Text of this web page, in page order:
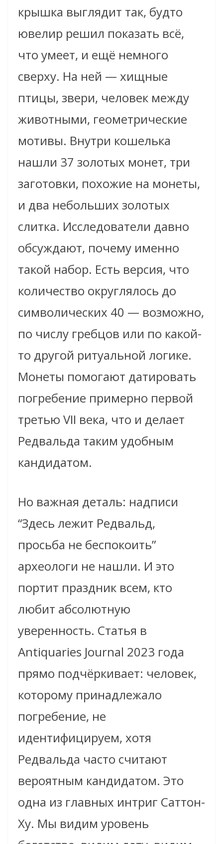
крышка выглядит так, будто
ювелир решил показать всё,
что умеет, и ещё немного
сверху. На ней — хищные
птицы, звери, человек между
животными, геометрические
мотивы. Внутри кошелька
нашли 37 золотых монет, три
заготовки, похожие на монеты,
и два небольших золотых
слитка. Исследователи давно
обсуждают, почему именно
такой набор. Есть версия, что
количество округлялось до
символических 40 — возможно,
по числу гребцов или по какой-
то другой ритуальной логике.
Монеты помогают датировать
погребение примерно первой
третью VII века, что и делает
Редвальда таким удобным
кандидатом.
Но важная деталь: надписи
“Здесь лежит Редвальд,
просьба не беспокоить”
археологи не нашли. И это
портит праздник всем, кто
любит абсолютную
уверенность. Статья в
Antiquaries Journal 2023 года
прямо подчёркивает: человек,
которому принадлежало
погребение, не
идентифицируем, хотя
Редвальда часто считают
вероятным кандидатом. Это
одна из главных интриг Саттон-
Ху. Мы видим уровень